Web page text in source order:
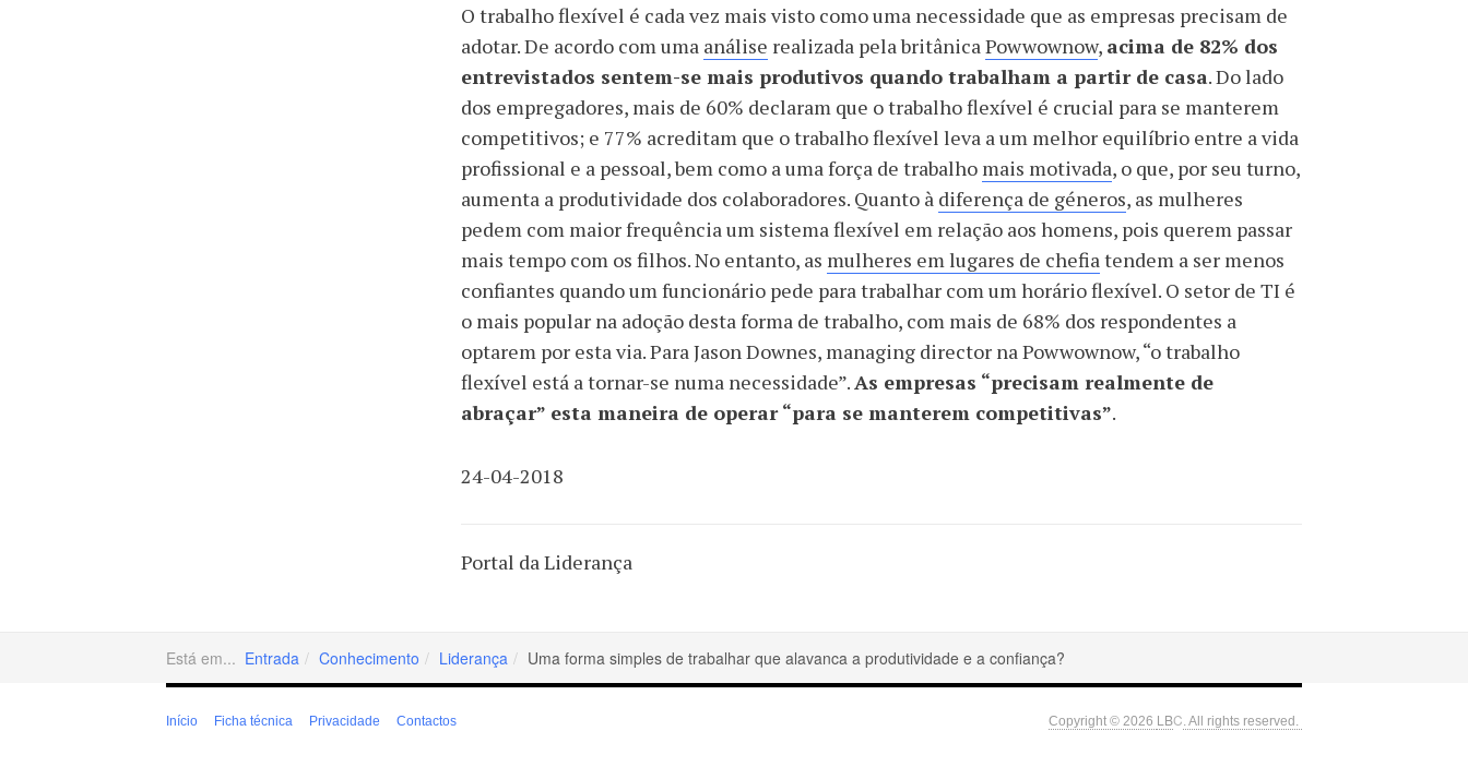
O trabalho flexível é cada vez mais visto como uma necessidade que as empresas precisam de
adotar. De acordo com uma análise realizada pela britânicaPowwownow, acima de 82% dos
entrevistados sentem-se mais produtivos quando trabalham a partir de casa. Do lado
dos empregadores, mais de 60% declaram que o trabalho flexível é crucial para se manterem
competitivos; e 77% acreditam que o trabalho flexível leva a um melhor equilíbrio entre a vida
profissional e a pessoal, bem como a uma força de trabalho mais motivada, o que, por seu turno,
aumenta a produtividade dos colaboradores. Quanto à diferença de géneros, as mulheres
pedem com maior frequência um sistema flexível em relação aos homens, pois querem passar
mais tempo com os filhos. No entanto, as mulheres em lugares de chefiatendem a ser menos
confiantes quando um funcionário pede para trabalhar com um horário flexível. O setor de TI é
o mais popular na adoção desta forma de trabalho, com mais de 68% dos respondentes a
optarem por esta via. Para Jason Downes, managing director na Powwownow, “o trabalho
flexível está a tornar-se numa necessidade”.As empresas “precisam realmente de
abraçar” esta maneira de operar “para se manterem competitivas”.
24-04-2018
Portal da Liderança
Está em... Entrada Conhecimento Liderança Uma forma simples de trabalhar que alavanca a produtividade e a confiança?
Início Ficha técnica Privacidade Contactos Copyright © 2026 LBC. All rights reserved.